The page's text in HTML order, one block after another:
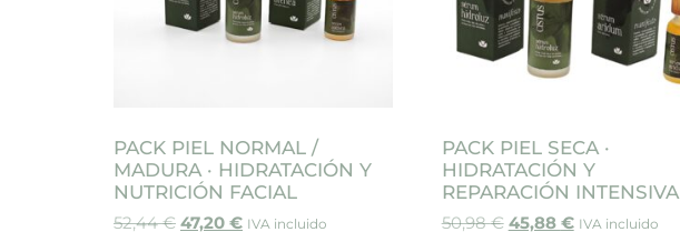
PACK PIEL NORMAL /
MADURA · HIDRATACIÓN Y
NUTRICIÓN FACIAL
52,44€ 47,20 € IVA incluido
PACK PIEL SECA ·
HIDRATACIÓN Y
REPARACIÓN INTENSIVA
50,98€ 45,88 € IVA incluido